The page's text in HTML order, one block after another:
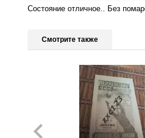
Состояние отличное.. Без
Смотрите также